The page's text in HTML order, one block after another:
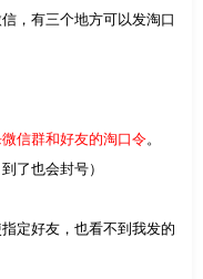
，有三个地方可以发淘口
信群和好友的淘口令。
了也会封号）
定好友，也看不到我发的